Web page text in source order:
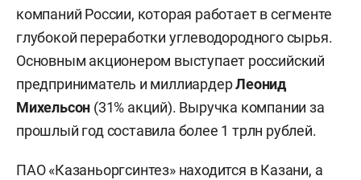
компаний России, которая работает в сегменте
глубокой переработки углеводородного сырья.
Основным акционером выступает российский
предприниматель и миллиардерЛеонид
Михельсон (31% акций). Выручка компании за
прошлый год составила более 1 трлн рублей.
ПАО «Казаньоргсинтез» находится в Казани, а